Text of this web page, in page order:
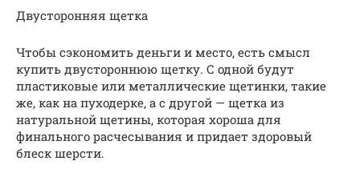
Двусторонняя щетка
Чтобы сэкономить деньги и место, есть смысл
купить двустороннюю щетку. С одной будут
пластиковые или металлические щетинки, такие
же, как на пуходерке, а с другой — щетка из
натуральной щетины, которая хороша для
финального расчесывания и придает здоровый
блеск шерсти.